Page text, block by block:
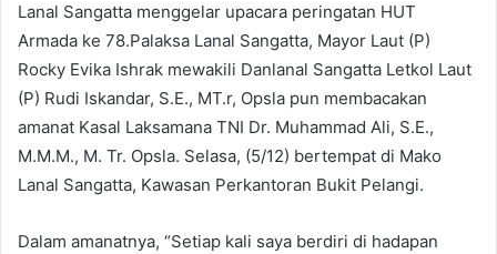
Lanal Sangatta menggelar upacara peringatan HUT
Armada ke 78.Palaksa Lanal Sangatta, Mayor Laut (P)
Rocky Evika Ishrak mewakili Danlanal Sangatta Letkol Laut
(P) Rudi Iskandar, S.E., MT.r, Opsla pun membacakan
amanat Kasal Laksamana TNI Dr. Muhammad Ali, S.E.,
M.M.M., M. Tr. Opsla. Selasa, (5/12) bertempat di Mako
Lanal Sangatta, Kawasan Perkantoran Bukit Pelangi.
Dalam amanatnya, “Setiap kali saya berdiri di hadapan